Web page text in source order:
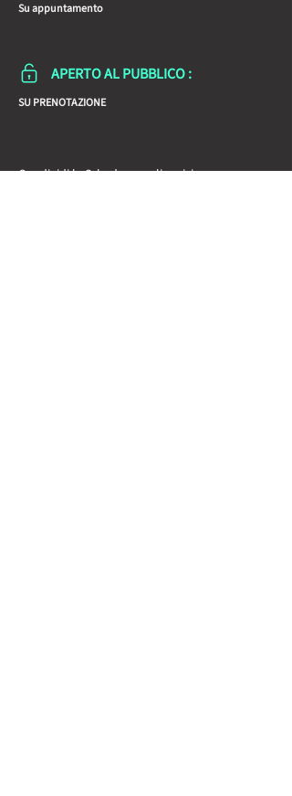
Su appuntamento
APERTO AL PUBBLICO :
SU PRENOTAZIONE
Condividi la Scheda con gli amici: